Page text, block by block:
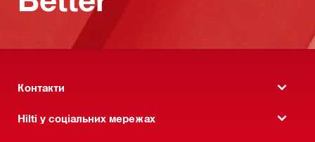
Контакти
Hilti у соціальних мережах